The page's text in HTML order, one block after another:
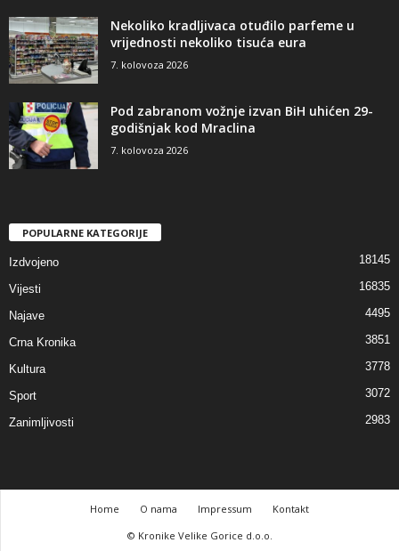
Nekoliko kradljivaca otuđilo parfeme u
vrijednosti nekoliko tisuća eura
7. kolovoza 2026
Pod zabranom vožnje izvan BiH uhićen 29-
godišnjak kod Mraclina
7. kolovoza 2026
POPULARNE KATEGORIJE
Izdvojeno 18145
Vijesti 16835
Najave 4495
Crna Kronika 3851
Kultura 3778
Sport 3072
Zanimljivosti 2983
Home O nama Impressum
Kontakt
© Kronike Velike Gorice d.o.o.